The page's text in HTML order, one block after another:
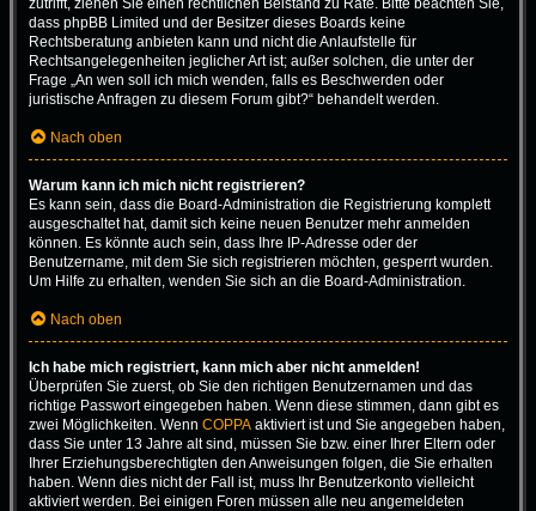
zutrifft, ziehen Sie einen rechtlichen Beistand zu Rate. Bitte beachten Sie,
dass phpBB Limited und der Besitzer dieses Boards keine
Rechtsberatung anbieten kann und nicht die Anlaufstelle für
Rechtsangelegenheiten jeglicher Art ist; außer solchen, die unter der
Frage „An wen soll ich mich wenden, falls es Beschwerden oder
juristische Anfragen zu diesem Forum gibt?“ behandelt werden.
Nach oben
Warum kann ich mich nicht registrieren?
Es kann sein, dass die Board-Administration die Registrierung komplett
ausgeschaltet hat, damit sich keine neuen Benutzer mehr anmelden
können. Es könnte auch sein, dass Ihre IP-Adresse oder der
Benutzername, mit dem Sie sich registrieren möchten, gesperrt wurden.
Um Hilfe zu erhalten, wenden Sie sich an die Board-Administration.
Nach oben
Ich habe mich registriert, kann mich aber nicht anmelden!
Überprüfen Sie zuerst, ob Sie den richtigen Benutzernamen und das
richtige Passwort eingegeben haben. Wenn diese stimmen, dann gibt es
zwei Möglichkeiten. Wenn COPPA aktiviert ist und Sie angegeben haben,
dass Sie unter 13 Jahre alt sind, müssen Sie bzw. einer Ihrer Eltern oder
Ihrer Erziehungsberechtigten den Anweisungen folgen, die Sie erhalten
haben. Wenn dies nicht der Fall ist, muss Ihr Benutzerkonto vielleicht
aktiviert werden. Bei einigen Foren müssen alle neu angemeldeten